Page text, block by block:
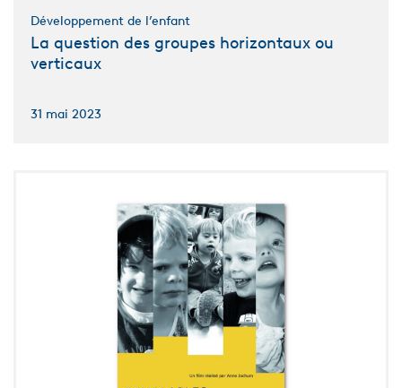
Développement de l’enfant
La question des groupes horizontaux ou
verticaux
31 mai 2023